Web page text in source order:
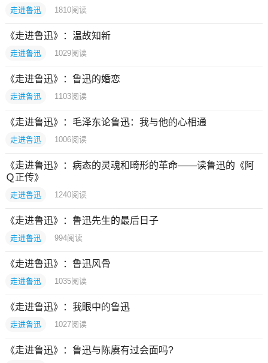
走进鲁迅 1810阅读
《走进鲁迅》：温故知新
走进鲁迅 1029阅读
《走进鲁迅》：鲁迅的婚恋
走进鲁迅 1103阅读
《走进鲁迅》：毛泽东论鲁迅：我与他的心相通
走进鲁迅 1006阅读
《走进鲁迅》：病态的灵魂和畸形的革命——读鲁迅的《阿
Ｑ正传》
走进鲁迅 1240阅读
《走进鲁迅》：鲁迅先生的最后日子
走进鲁迅 994阅读
《走进鲁迅》：鲁迅风骨
走进鲁迅 1035阅读
《走进鲁迅》：我眼中的鲁迅
走进鲁迅 1027阅读
《走进鲁迅》：鲁迅与陈赓有过会面吗?